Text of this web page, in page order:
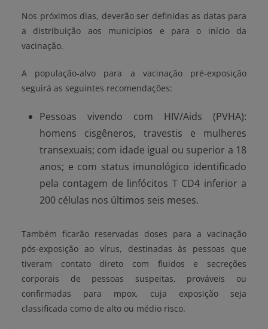
Nos próximos dias, deverão ser definidas as datas para
a distribuição aos municípios e para o início da
vacinação.
A população-alvo para a vacinação pré-exposição
seguirá as seguintes recomendações:
Pessoas vivendo com HIV/Aids (PVHA):
homens cisgêneros, travestis e mulheres
transexuais; com idade igual ou superior a 18
anos; e com status imunológico identificado
pela contagem de linfócitos T CD4 inferior a
200 células nos últimos seis meses.
Também ficarão reservadas doses para a vacinação
pós-exposição ao vírus, destinadas às pessoas que
tiveram contato direto com fluidos e secreções
corporais de pessoas suspeitas, prováveis ou
confirmadas para mpox, cuja exposição seja
classificada como de alto ou médio risco.